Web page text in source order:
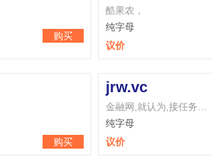
购买
购买
酷果农，
纯字母
议价
jrw.vc
金融网,就认为,接任务…
纯字母
议价